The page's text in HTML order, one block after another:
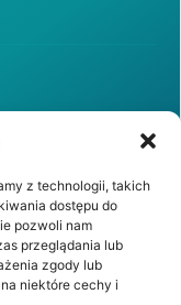
z technologii, takich
dostępu do
pozwoli nam
przeglądania lub
zgody lub
niektóre cechy i